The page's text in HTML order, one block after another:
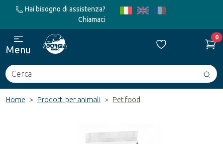
Hai bisogno di assistenza?
Chiamaci
Cerca
0
Menu
Home Prodotti per animali Pet food